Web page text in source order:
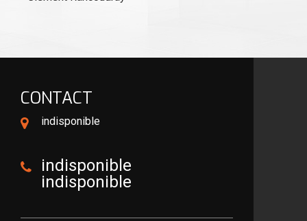
CONTACT
indisponible
indisponible
indisponible